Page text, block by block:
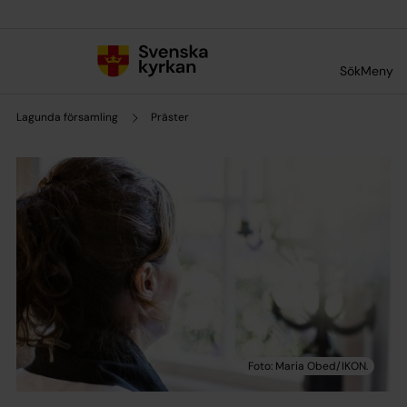
SökMeny
Lagunda församling Präster